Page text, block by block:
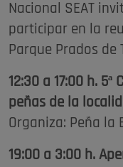
Nacional SEAT
participar en la
Parque Prados de
12:30 a 17:00 h.
peñas de la
Organiza: Peña la
19:00 a 3:00 h.